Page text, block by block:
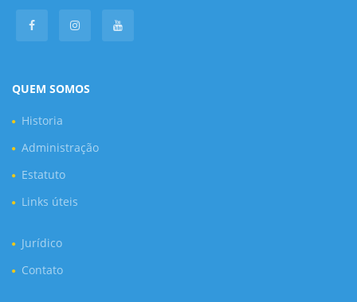
QUEM SOMOS
Historia
Administração
Estatuto
Links úteis
Jurídico
Contato